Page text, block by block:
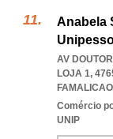
Anabela
AV
LOJA 1,
FAMALICAO
Comércio
UNIP